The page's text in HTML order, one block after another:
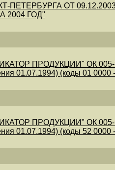
ОТ 09.12.2003
2004 ГОД"
ПРОДУКЦИИ" ОК 005-93
01.07.1994) (коды 01 0000
ПРОДУКЦИИ" ОК 005-93
01.07.1994) (коды 52 0000